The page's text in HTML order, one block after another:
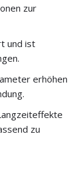
zur
und ist
erhöhen
zu